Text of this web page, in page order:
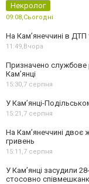
Некролог
09:08,Сьогодні
На Кам’янеччині в
11:49,Вчора
Призначено службове
Кам’янці
15:30,7 серпня
У Кам’янці-
15:21,7 серпня
На Камʼянеччині двоє
гривень
15:11,7 серпня
У Камʼянці засудили
стосовно